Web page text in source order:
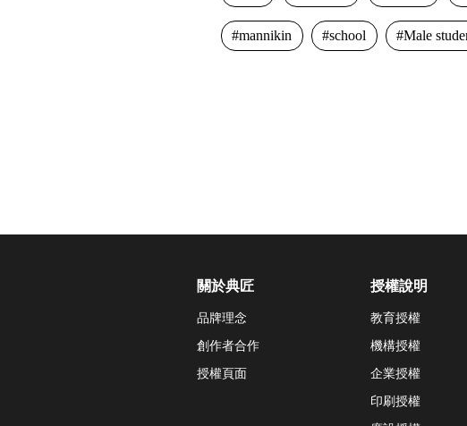
mannikin school Male
關於典匠
品牌理念
創作者合作
授權頁面
授權說明
教育授權
機構授權
企業授權
印刷授權